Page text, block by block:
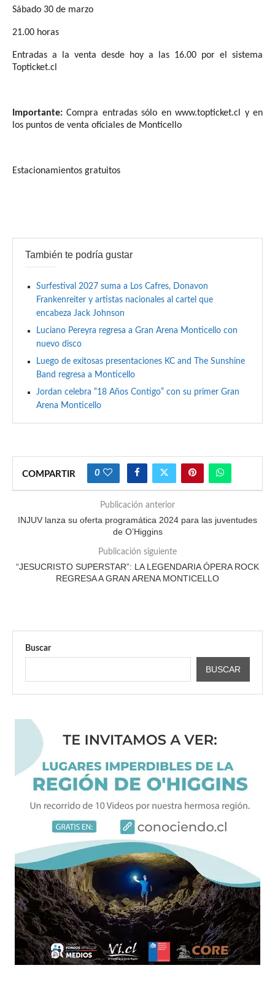
Sábado 30 de marzo
21.00 horas
Entradas a la venta desde hoy a las 16.00 por el sistema
Topticket.cl
Importante:Compra entradas sólo en www.topticket.cl y en
los puntos de venta oficiales de Monticello
Estacionamientos gratuitos
También te podría gustar
Surfestival 2027 suma a Los Cafres, Donavon
Frankenreiter y artistas nacionales al cartel que
encabeza Jack Johnson
Luciano Pereyra regresa a Gran Arena Monticello con
nuevo disco
Luego de exitosas presentaciones KC and The Sunshine
Band regresa a Monticello
Jordan celebra “18 Años Contigo” con su primer Gran
Arena Monticello
COMPARTIR 0
Publicación anterior
INJUV lanza su oferta programática 2024 para las juventudes
de O’Higgins
Publicación siguiente
“JESUCRISTO SUPERSTAR”: LA LEGENDARIA ÓPERA ROCK
REGRESA A GRAN ARENA MONTICELLO
Buscar
BUSCAR